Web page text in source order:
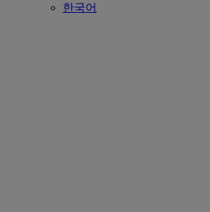
한국어